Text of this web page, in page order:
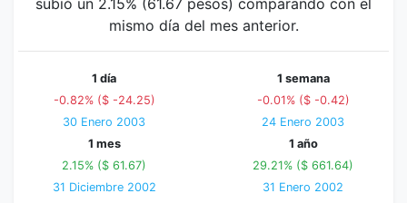
subió un 2.15% (61.67 pesos) comparando con el
mismo día del mes anterior.
1 día
-0.82% ($ -24.25)
30 Enero 2003
1 semana
-0.01% ($ -0.42)
24 Enero 2003
1 mes
2.15% ($ 61.67)
31 Diciembre 2002
1 año
29.21% ($ 661.64)
31 Enero 2002